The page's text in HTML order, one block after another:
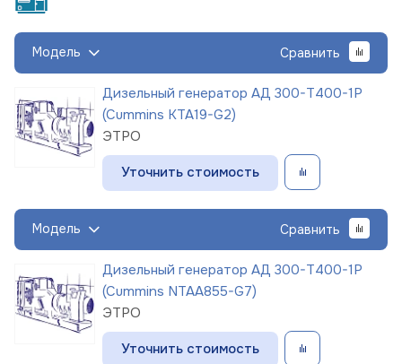
Модель Сравнить
Дизельный генератор АД 300-Т400-1Р
(Cummins KTA19-G2)
ЭТРО
Уточнить стоимость
Модель Сравнить
Дизельный генератор АД 300-Т400-1Р
(Cummins NTAA855-G7)
ЭТРО
Уточнить стоимость